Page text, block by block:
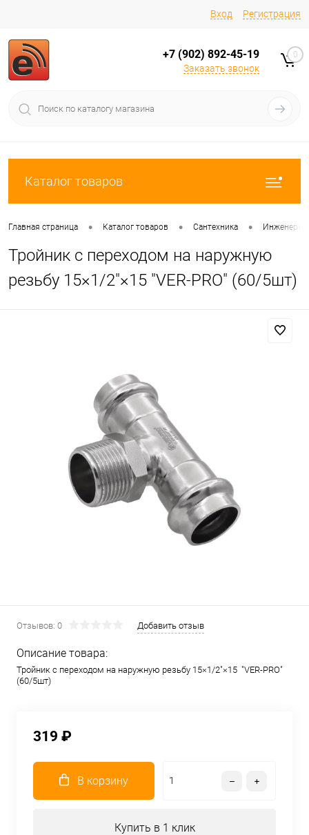
Вход Регистрация
+7 (902) 892-45-19
Заказать звонок
0
Каталог товаров
Главная страница • Каталог товаров • Сантехника •
Тройник с переходом на наружную
резьбу 15×1/2"×15 "VER-PRO" (60/5шт)
Отзывов: 0 Добавить отзыв
Описание товара:
Тройник с переходом на наружную резьбу 15×1/2"×15 "VER-PRO"
(60/5шт)
319 ₽
В корзину
Купить в 1 клик